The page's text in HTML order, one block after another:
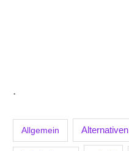
.
Allgemein Alternativen